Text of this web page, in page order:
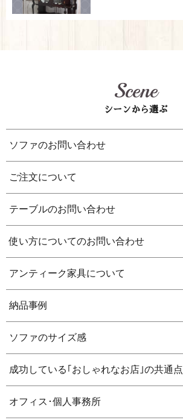
Scene
シーンから選ぶ
ソファのお問い合わせ
ご注文について
テーブルのお問い合わせ
使い方についてのお問い合わせ
アンティーク家具について
納品事例
ソファのサイズ感
成功している｢おしゃれなお店｣の共通点
オフィス･個人事務所